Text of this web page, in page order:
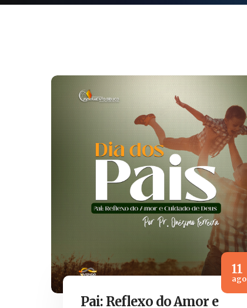
11
ago
Pai: Reflexo do Amor e